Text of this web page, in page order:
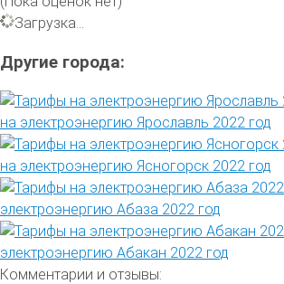
Загрузка...
Другие города:
на электроэнергию Ярославль 2022 год
на электроэнергию Ясногорск 2022 год
электроэнергию Абаза 2022 год
электроэнергию Абакан 2022 год
Комментарии и отзывы: